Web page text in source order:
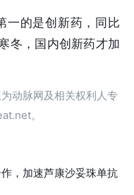
一的是创新药，同比
冬，国内创新药才加
动脉网及相关权利人专
。
，加速芦康沙妥珠单抗